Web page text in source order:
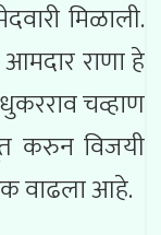
मिळाली.
राणा हे
चव्हाण
करुन विजयी
वाढला आहे.